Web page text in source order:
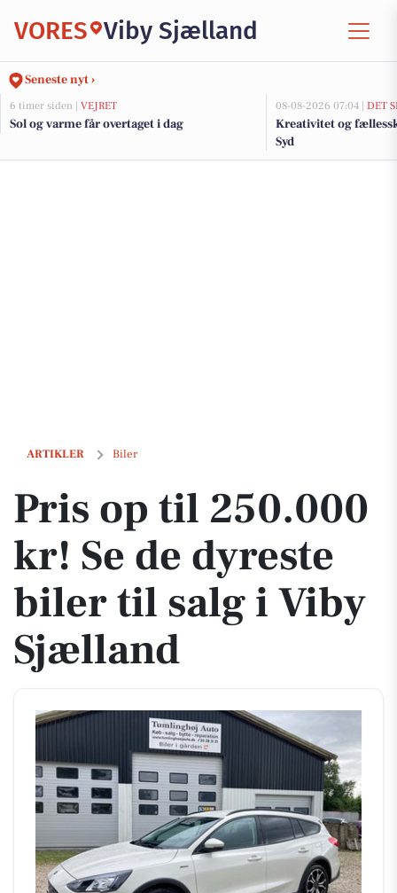
VORES Viby Sjælland
Seneste nyt ›
6 timer siden | VEJRET
Sol og varme får overtaget i dag
08-08-2026 07:04 | DET
Kreativitet og
Syd
ARTIKLER Biler
Pris op til 250.000 kr! Se de dyreste biler til salg i Viby Sjælland
Pris op til 250.000
kr! Se de dyreste
biler til salg i Viby
Sjælland